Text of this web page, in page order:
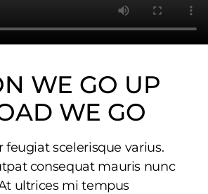
WE GO UP
WE GO
feugiat scelerisque varius.
consequat mauris nunc
ultrices mi tempus